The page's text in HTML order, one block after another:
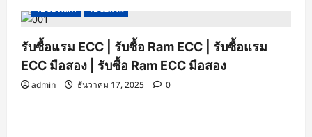
รับซื้อ Ram
รับซื้อแรม
รับซื้อแรม ECC | รับซื้อ Ram ECC | รับซื้อแรม
ECC มือสอง | รับซื้อ Ram ECC มือสอง
admin ธันวาคม 17, 2025 0